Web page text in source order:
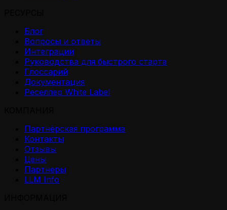
Блог
Вопросы и ответы
Интеграции
Руководства для быстрого старта
Глоссарий
Документация
Реселлер White Label
Партнёрская программа
Контакты
Отзывы
Цены
Партнеры
LLM Info